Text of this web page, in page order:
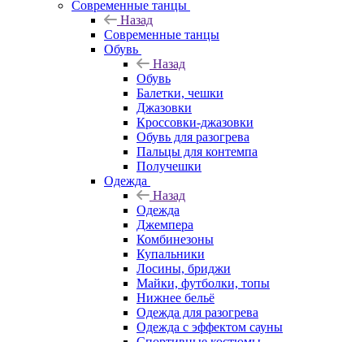
Современные танцы
Назад
Современные танцы
Обувь
Назад
Обувь
Балетки, чешки
Джазовки
Кроссовки-джазовки
Обувь для разогрева
Пальцы для контемпа
Получешки
Одежда
Назад
Одежда
Джемпера
Комбинезоны
Купальники
Лосины, бриджи
Майки, футболки, топы
Нижнее бельё
Одежда для разогрева
Одежда с эффектом сауны